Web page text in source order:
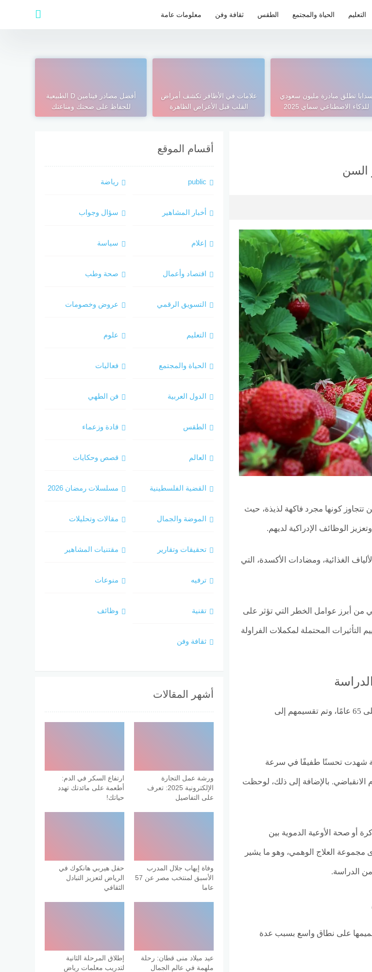
التعليم الحياة والمجتمع الطقس ثقافة وفن معلومات عامة
سدايا تطلق مبادرة مليون سعودي
للذكاء الاصطناعي سماي 2025
علامات في الأظافر تكشف أمراض
القلب قبل الأعراض الظاهرة
أفضل مصادر فيتامين D الطبيعية
للحفاظ على صحتك ومناعتك
السن
تتجاوز كونها مجرد فاكهة لذيذة، حيث
الوظائف الإدراكية لديهم.
الغذائية، ومضادات الأكسدة، التي
من أبرز عوامل الخطر التي تؤثر على
المحتملة لمكملات الفراولة
أُجريت الدراسة على 35 مشاركًا تزيد أعمارهم على 65 عامًا، وتم تقسيمهم إلى
شهدت تحسنًا طفيفًا في سرعة
الانقباضي. بالإضافة إلى ذلك، لوحظت
أو صحة الأوعية الدموية بين
العلاج الوهمي، وهو ما يشير
من الدراسة.
تعميمها على نطاق واسع بسبب عدة
أقسام الموقع
public
أخبار المشاهير
إعلام
اقتصاد وأعمال
التسويق الرقمي
التعليم
الحياة والمجتمع
الدول العربية
الطقس
العالم
القضية الفلسطينية
الموضة والجمال
تحقيقات وتقارير
ترفيه
تقنية
ثقافة وفن
رياضة
سؤال وجواب
سياسة
صحة وطب
عروض وخصومات
علوم
فعاليات
فن الطهي
قادة وزعماء
قصص وحكايات
مسلسلات رمضان 2026
مقالات وتحليلات
مقتنيات المشاهير
منوعات
وظائف
أشهر المقالات
ورشة عمل التجارة
الإلكترونية 2025: تعرف
على التفاصيل
ارتفاع السكر في الدم:
أطعمة على مائدتك تهدد
حياتك!
وفاة إيهاب جلال المدرب
الأسبق لمنتخب مصر عن 57
عاما
حفل هيربي هانكوك في
الرياض لتعزيز التبادل
الثقافي
عيد ميلاد منى قطان: رحلة
ملهمة في عالم الجمال
إطلاق المرحلة الثانية
لتدريب معلمات رياض